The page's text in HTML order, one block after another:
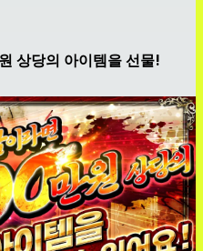
상당의 아이템을 선물!